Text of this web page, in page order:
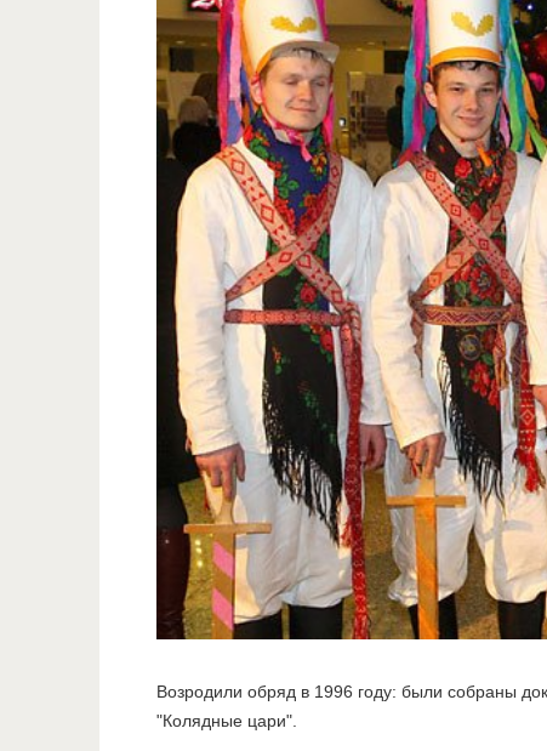
Возродили обряд в 1996 году: были собраны
"Колядные цари".